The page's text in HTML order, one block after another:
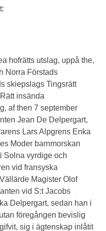
hofrätts utslag, uppå the,
Norra Förstads
skiepslags Tingsrätt
insända
af then 7 september
Jean De Delpergart,
Lars Alpgrens Enka
Moder barnmorskan
Solna vyrdige och
vid fransyska
Magister Olof
vid S:t Jacobs
Delpergart, sedan han i
föregången bevislig
sig i ägtenskap inlåtit